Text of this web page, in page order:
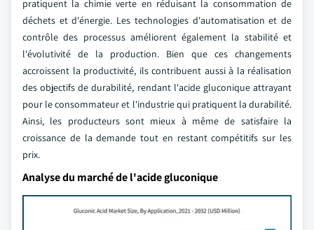
pratiquent la chimie verte en réduisant la consommation de
déchets et d'énergie. Les technologies d'automatisation et de
contrôle des processus améliorent également la stabilité et
l'évolutivité de la production. Bien que ces changements
accroissent la productivité, ils contribuent aussi à la réalisation
des objectifs de durabilité, rendant l'acide gluconique attrayant
pour le consommateur et l'industrie qui pratiquent la durabilité.
Ainsi, les producteurs sont mieux à même de satisfaire la
croissance de la demande tout en restant compétitifs sur les
prix.
Analyse du marché de l'acide gluconique